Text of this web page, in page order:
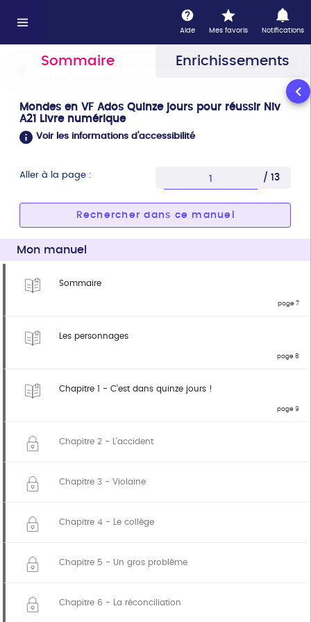
Aide Mes favoris Notifications
Information : ce lecteur n'est pas optimisé pour
Sommaire Enrichissements
Mondes en VF Ados Quinze jours pour réussir Niv
A21 Livre numérique
Voir les informations d'accessibilité
Aller à la page :
Entrez une page
/ 13
Rechercher dans ce manuel
Mon manuel
Sommaire
page 7
Les personnages
page 8
Chapitre 1 - C’est dans quinze jours !
page 9
Chapitre 2 - L’accident
Chapitre 3 - Violaine
Chapitre 4 - Le collège
Chapitre 5 - Un gros problème
Chapitre 6 - La réconciliation
Vous n'êtes pas connecté à internet, certaines fonctionnalités
Vous n'êtes pas connecté à internet, certaines fonctionnalités